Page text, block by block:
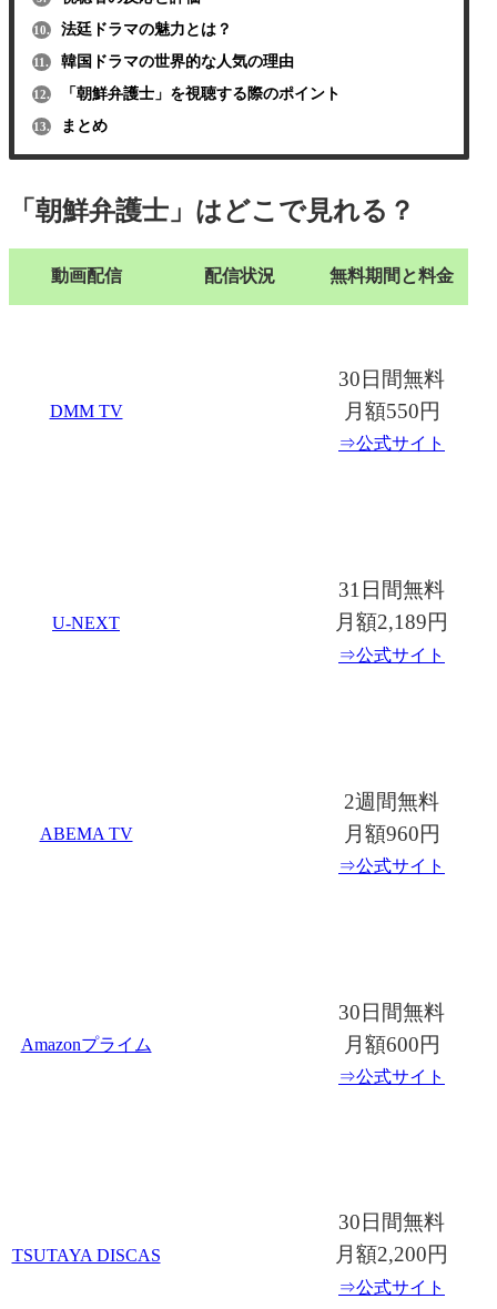
10. 法廷ドラマの魅力とは？
11. 韓国ドラマの世界的な人気の理由
12. 「朝鮮弁護士」を視聴する際のポイント
13. まとめ
「朝鮮弁護士」はどこで見れる？
動画配信 配信状況 無料期間と料金
DMM TV
30日間無料
月額550円
⇒公式サイト
U-NEXT
31日間無料
月額2,189円
⇒公式サイト
ABEMA TV
2週間無料
月額960円
⇒公式サイト
Amazonプライム
30日間無料
月額600円
⇒公式サイト
TSUTAYA DISCAS
30日間無料
月額2,200円
⇒公式サイト